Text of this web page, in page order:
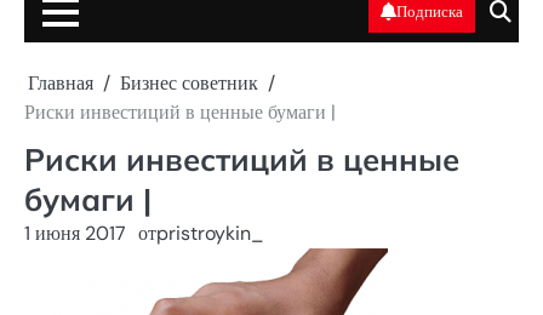
Подписка
Главная
Бизнес советник
Риски инвестиций в ценные бумаги |
Риски инвестиций в ценные
бумаги |
1 июня 2017 отpristroykin_